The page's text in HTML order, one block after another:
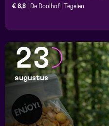
€ 6,8 | De Doolhof | Tegelen
23
augustus